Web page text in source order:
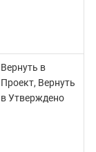
Вернуть в
Проект, Вернуть
в Утверждено